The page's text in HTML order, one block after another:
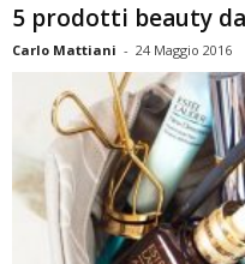
5 prodotti beauty
Carlo Mattiani - 24 Maggio 2016